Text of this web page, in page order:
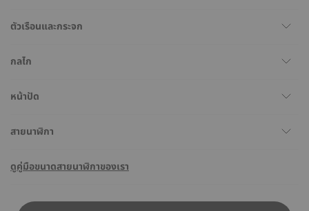
ตัวเรือนและกระจก
กลไก
หน้าปัด
สายนาฬิกา
ดูคู่มือขนาดสายนาฬิกาของเรา